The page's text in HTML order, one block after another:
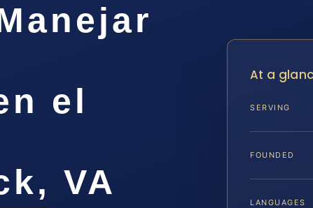
el
VA
At a
SERVING
FOUNDED
LANGUAGES